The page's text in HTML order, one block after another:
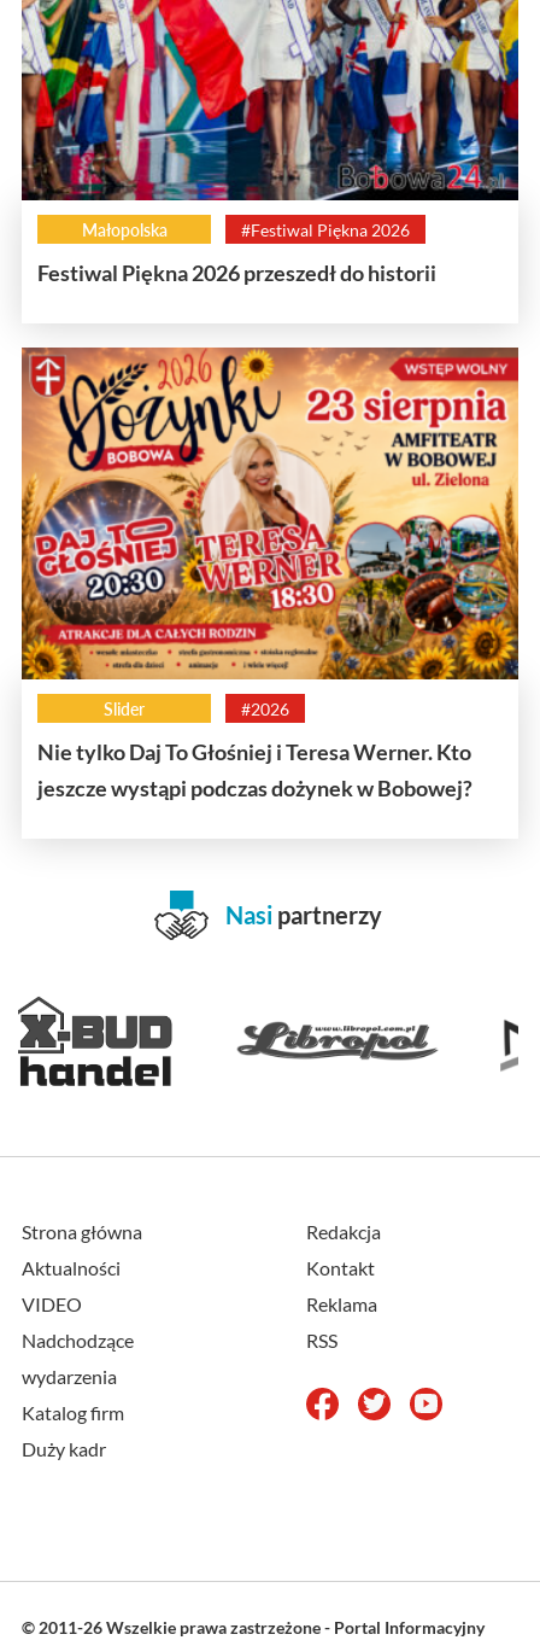
Małopolska #Festiwal Piękna 2026
Festiwal Piękna 2026 przeszedł do historii
Slider #2026
Nie tylko Daj To Głośniej i Teresa Werner. Kto
jeszcze wystąpi podczas dożynek w Bobowej?
Nasi partnerzy
Strona główna
Aktualności
VIDEO
Nadchodzące
wydarzenia
Katalog firm
Duży kadr
Redakcja
Kontakt
Reklama
RSS
© 2011-26 Wszelkie prawa zastrzeżone - Portal Informacyjny